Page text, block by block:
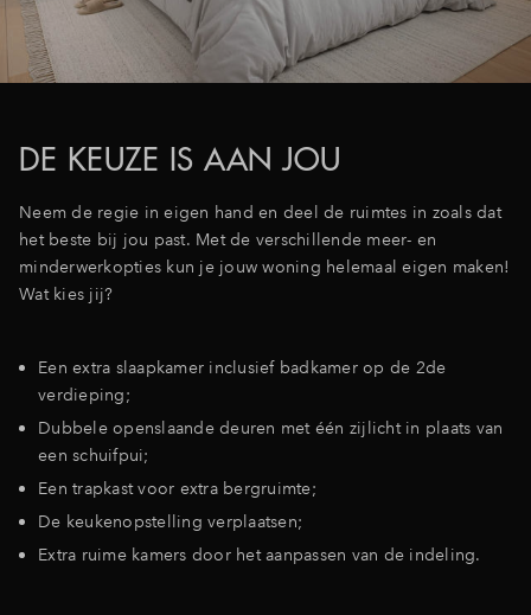
DE KEUZE IS AAN JOU
Neem de regie in eigen hand en deel de ruimtes in zoals dat
het beste bij jou past. Met de verschillende meer- en
minderwerkopties kun je jouw woning helemaal eigen maken!
Wat kies jij?
Een extra slaapkamer inclusief badkamer op de 2de
verdieping;
Dubbele openslaande deuren met één zijlicht in plaats van
een schuifpui;
Een trapkast voor extra bergruimte;
De keukenopstelling verplaatsen;
Extra ruime kamers door het aanpassen van de indeling.